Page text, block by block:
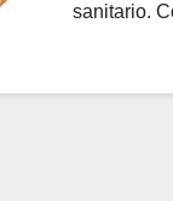
sanitario.